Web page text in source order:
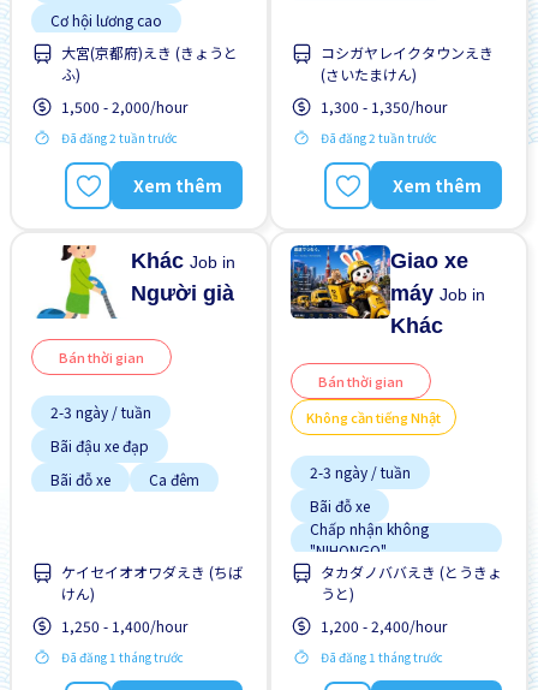
Cơ hội lương cao
Cơ hội nhận việc làm toàn
thời gian
Cơ hội thăng tiến
Gần ga tàu
Hướng dẫn đào tạo dành
cho người ngoại quốc
大宮(京都府)えき (きょうと
ふ)
1,500 - 2,000/hour
Đã đăng 2 tuần trước
Xem thêm
Hướng dẫn đào tạo dành
cho người ngoại quốc
Ít hơn theo thời gian
Không cần CV
コシガヤレイクタウンえき
(さいたまけん)
1,300 - 1,350/hour
Đã đăng 2 tuần trước
Xem thêm
KhácJob in
Người già
Bán thời gian
2-3 ngày / tuần
Bãi đậu xe đạp
Bãi đỗ xe
Ca đêm
Giao dịch đã thanh toán
Không cần kinh nghiệm
ケイセイオオワダえき (ちば
けん)
1,250 - 1,400/hour
Đã đăng 1 tháng trước
Giao xe
máyJob in
Khác
Bán thời gian
Không cần tiếng Nhật
2-3 ngày / tuần
Bãi đỗ xe
Chấp nhận không
"NIHONGO"
Cơ hội thăng tiến
Không cần kinh nghiệm
Lao động người nước
ngoài
タカダノババえき (とうきょ
うと)
1,200 - 2,400/hour
Đã đăng 1 tháng trước